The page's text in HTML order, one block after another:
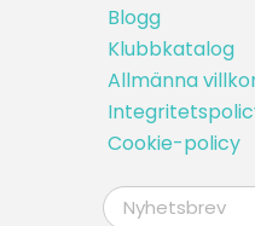
Blogg
Klubbkatalog
Allmänna
Cookie-policy